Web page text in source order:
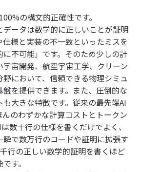
の構文的正確性です。
データは数学的に正しいことが証明
様と実装の不一致といったミスを
不可能」です。そのため少しの計
宙開発、航空宇宙工学、クリーン
において、信頼できる物理シミュ
盤を提供できます。また、圧倒的な
大きな特徴です。従来の最先端AI
のわずかな計算コストとトークン
数十行の仕様を書くだけでよく、
瞬で数万行のコードや証明に拡張す
行の正しい数学的証明を書くほど
す。